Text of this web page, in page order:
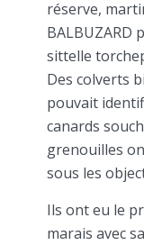
réserve,
BALBUZARD
sittelle
Des colverts
pouvait
canards
grenouilles
sous les
Ils ont eu le
marais avec